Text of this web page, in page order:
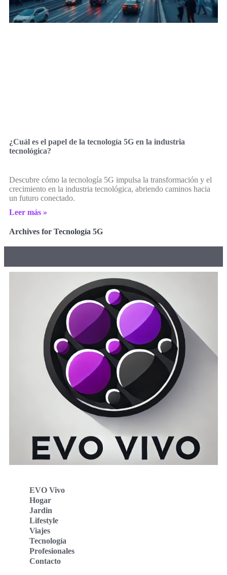
¿Cuál es el papel de la tecnología 5G en la industria
tecnológica?
Descubre cómo la tecnología 5G impulsa la transformación y el
crecimiento en la industria tecnológica, abriendo caminos hacia
un futuro conectado.
Leer más »
Archives for Tecnología 5G
EVO Vivo
Hogar
Jardin
Lifestyle
Viajes
Tecnología
Profesionales
Contacto